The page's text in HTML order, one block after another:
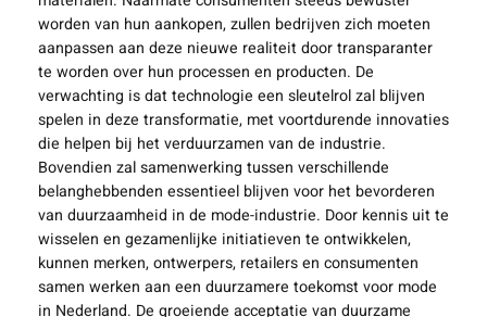
worden van hun aankopen, zullen bedrijven zich moeten
aanpassen aan deze nieuwe realiteit door transparanter
te worden over hun processen en producten. De
verwachting is dat technologie een sleutelrol zal blijven
spelen in deze transformatie, met voortdurende innovaties
die helpen bij het verduurzamen van de industrie.
Bovendien zal samenwerking tussen verschillende
belanghebbenden essentieel blijven voor het bevorderen
van duurzaamheid in de mode-industrie. Door kennis uit te
wisselen en gezamenlijke initiatieven te ontwikkelen,
kunnen merken, ontwerpers, retailers en consumenten
samen werken aan een duurzamere toekomst voor mode
in Nederland. De groeiende acceptatie van duurzame